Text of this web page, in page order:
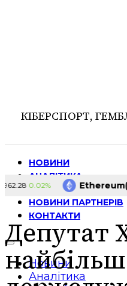
КІБЕРСПОРТ,
НОВИНИ
АНАЛІТИКА
ІНТЕРВ’Ю
НОВИНИ ПАРТНЕРІВ
КОНТАКТИ
Новини
Аналітика
0.02% Ethereum(ETH)
Депутат